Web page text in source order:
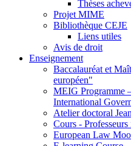
Thèses
Projet MIME
Bibliothèque CEJE
Liens utiles
Avis de droit
Enseignement
Baccalauréat et
européen"
MEIG Programme
International
Atelier doctoral
Cours - Professeurs
European Law